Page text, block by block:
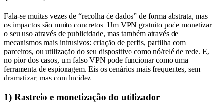
os impactos são muito concretos. Um VPN gratuito pode monetizar
o seu uso através de publicidade, mas também através de
mecanismos mais intrusivos: criação de perfis, partilha com
parceiros, ou utilização do seu dispositivo como nó/relé de rede. E,
no pior dos casos, um falso VPN pode funcionar como uma
ferramenta de espionagem. Eis os cenários mais frequentes, sem
dramatizar, mas com lucidez.